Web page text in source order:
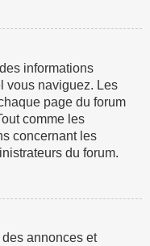
informations
vous naviguez. Les
page du forum
comme les
concernant les
du forum.
annonces et